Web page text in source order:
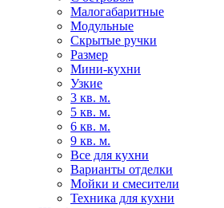
Малогабаритные
Модульные
Скрытые ручки
Размер
Мини-кухни
Узкие
3 кв. м.
5 кв. м.
6 кв. м.
9 кв. м.
Все для кухни
Варианты отделки
Мойки и смесители
Техника для кухни